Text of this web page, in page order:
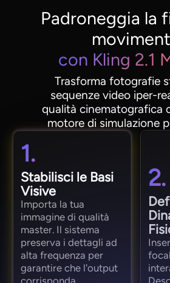
Padroneggia la
con Kling 2.1
Trasforma fotografie
sequenze video iper-
qualità cinematografica
motore di simulazione
1.
Stabilisci le Basi
Visive
Importa la tua
immagine di qualità
master. Il sistema
preserva i dettagli ad
alta frequenza per
garantire che l'output
2.